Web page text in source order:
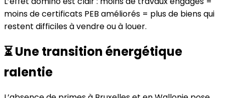
moins de certificats PEB améliorés = plus de biens qui
restent difficiles à vendre ou à louer.
⏳ Une transition énergétique
ralentie